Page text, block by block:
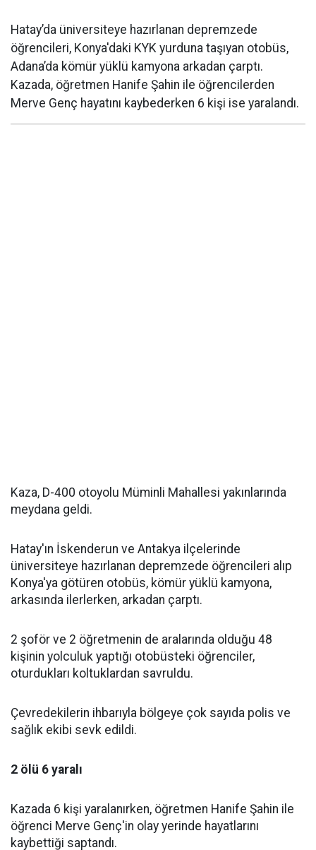
Hatay’da üniversiteye hazırlanan depremzede
öğrencileri, Konya'daki KYK yurduna taşıyan otobüs,
Adana’da kömür yüklü kamyona arkadan çarptı.
Kazada, öğretmen Hanife Şahin ile öğrencilerden
Merve Genç hayatını kaybederken 6 kişi ise yaralandı.
Kaza, D-400 otoyolu Müminli Mahallesi yakınlarında
meydana geldi.
Hatay'ın İskenderun ve Antakya ilçelerinde
üniversiteye hazırlanan depremzede öğrencileri alıp
Konya'ya götüren otobüs, kömür yüklü kamyona,
arkasında ilerlerken, arkadan çarptı.
2 şoför ve 2 öğretmenin de aralarında olduğu 48
kişinin yolculuk yaptığı otobüsteki öğrenciler,
oturdukları koltuklardan savruldu.
Çevredekilerin ihbarıyla bölgeye çok sayıda polis ve
sağlık ekibi sevk edildi.
2 ölü 6 yaralı
Kazada 6 kişi yaralanırken, öğretmen Hanife Şahin ile
öğrenci Merve Genç'in olay yerinde hayatlarını
kaybettiği saptandı.